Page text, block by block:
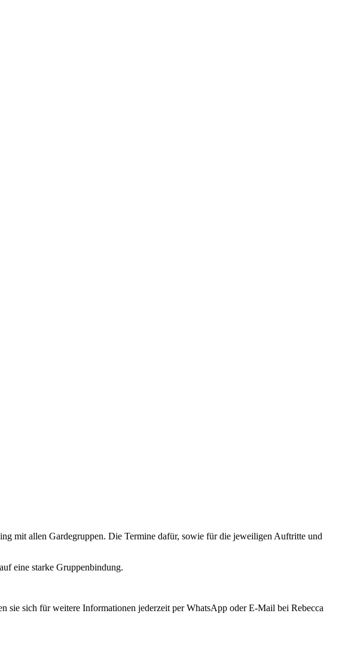
mit allen Gardegruppen. Die Termine dafür, sowie für die jeweiligen Auftritte und
eine starke Gruppenbindung.
sich für weitere Informationen jederzeit per WhatsApp oder E-Mail bei Rebecca